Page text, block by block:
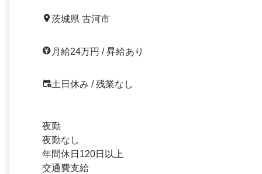
茨城県 古河市
月給24万円 / 昇給あり
土日休み / 残業なし
夜勤
夜勤なし
年間休日120日以上
交通費支給